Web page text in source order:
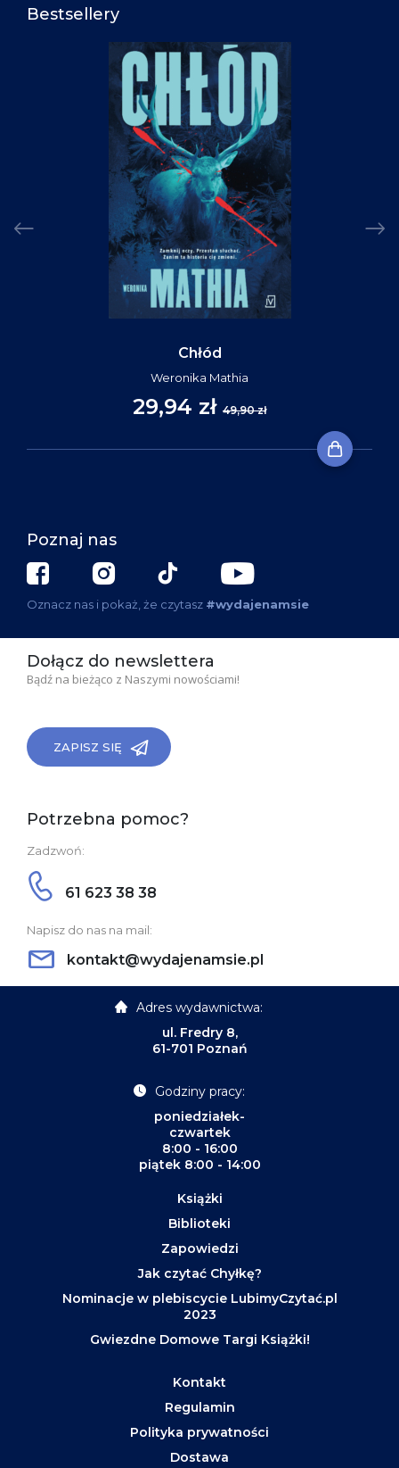
Bestsellery
Chłód
Weronika Mathia
29,94 zł 49,90 zł
Poznaj nas
Oznacz nas i pokaż, że czytasz #wydajenamsie
Dołącz do newslettera
Bądź na bieżąco z Naszymi nowościami!
ZAPISZ SIĘ
Potrzebna pomoc?
Zadzwoń:
61 623 38 38
Napisz do nas na mail:
kontakt@wydajenamsie.pl
Adres wydawnictwa:
ul. Fredry 8,
61-701 Poznań
Godziny pracy:
poniedziałek-
czwartek
8:00 - 16:00
piątek 8:00 - 14:00
Książki
Biblioteki
Zapowiedzi
Jak czytać Chyłkę?
Nominacje w plebiscycie LubimyCzytać.pl
2023
Gwiezdne Domowe Targi Książki!
Kontakt
Regulamin
Polityka prywatności
Dostawa